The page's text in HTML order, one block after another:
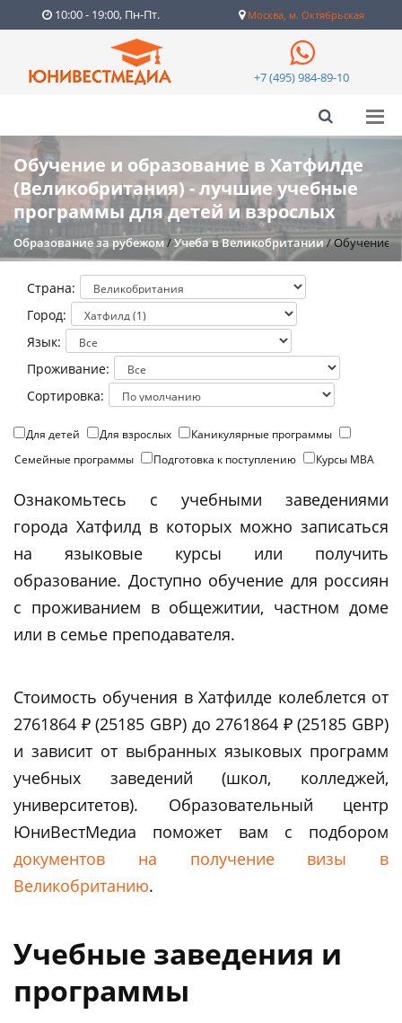
10:00 - 19:00, Пн-Пт. Москва, м. Октябрьская
+7 (495) 984-89-10
Обучение и образование в Хатфилде
(Великобритания) - лучшие учебные
программы для детей и взрослых
Образование за рубежом/Учеба в Великобритании/Обучение и
Страна:
Город:
Язык:
Проживание:
Сортировка:
Для детей Для взрослых
Каникулярные программы
Семейные программы
Подготовка к поступлению Курсы МВА
Ознакомьтесь с учебными заведениями
города Хатфилд в которых можно записаться
на языковые курсы или получить
образование. Доступно обучение для россиян
с проживанием в общежитии, частном доме
или в семье преподавателя.
Стоимость обучения в Хатфилде колеблется от
2761864 ₽ (25185 GBP) до 2761864 ₽ (25185 GBP)
и зависит от выбранных языковых программ
учебных заведений (школ, колледжей,
университетов). Образовательный центр
ЮниВестМедиа поможет вам c подбором
документов на получение визы в
Великобританию.
Учебные заведения и
программы